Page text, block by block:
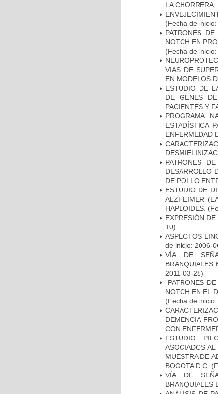
LA
(Fecha de
PATRONES
NOTCH EN
(Fecha de
VIAS DE
EN MODELOS
ESTUDIO DE
DE GENES
PACIENTES Y
PROGRAMA
ESTADÍSTICA
ENFERMEDAD
PATRONES
DESARROLLO
DE POLLO
ESTUDIO DE
ALZHEIMER
HAPLOIDES.
EXPRESIÓN
10)
ASPECTOS
de inicio: 2006-
VÍA DE
BRANQUIALES
2011-03-28)
“PATRONES
NOTCH EN EL
(Fecha de
DEMENCIA
CON
ESTUDIO
ASOCIADOS
MUESTRA DE
BOGOTA D.C.
VÍA DE
BRANQUIALES